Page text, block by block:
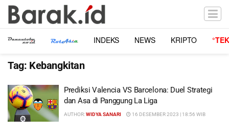
INDEKS NEWS KRIPTO
Tag: Kebangkitan
Prediksi Valencia VS Barcelona: Duel Strategi
dan Asa di Panggung La Liga
AUTHOR:WIDYA SANARI 16 DESEMBER 2023 | 18:56 WIB